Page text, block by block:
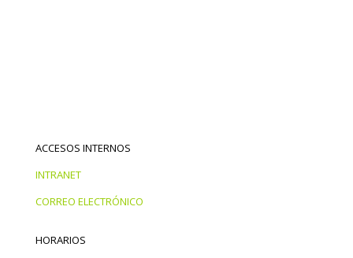
ACCESOS INTERNOS
INTRANET
CORREO ELECTRÓNICO
HORARIOS